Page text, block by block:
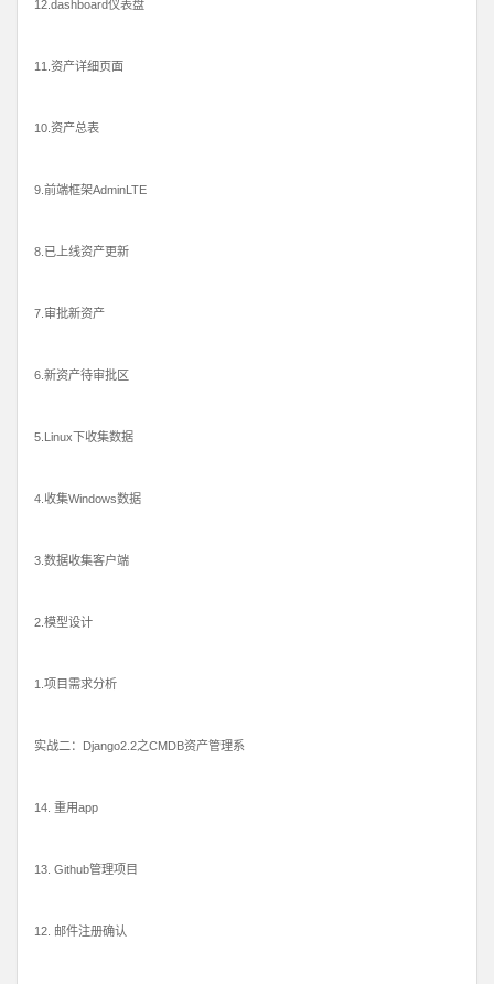
12.dashboard仪表盘
11.资产详细页面
10.资产总表
9.前端框架AdminLTE
8.已上线资产更新
7.审批新资产
6.新资产待审批区
5.Linux下收集数据
4.收集Windows数据
3.数据收集客户端
2.模型设计
1.项目需求分析
实战二：Django2.2之CMDB资产管理系
14. 重用app
13. Github管理项目
12. 邮件注册确认